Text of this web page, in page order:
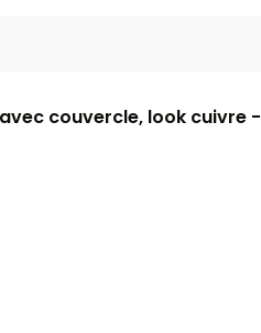
couvercle, look cuivre -